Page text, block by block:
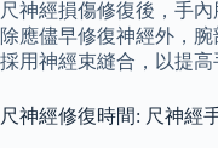
尺神經損傷修復後，手
除應儘早修復神經外，
採用神經束縫合，以提高
尺神經修復時間: 尺神經